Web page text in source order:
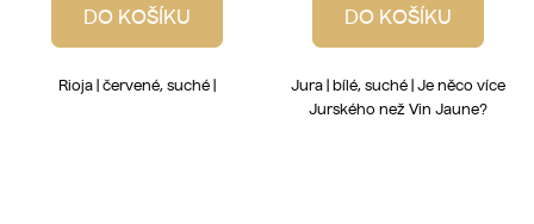
DO KOŠÍKU
Rioja | červené, suché |
DO KOŠÍKU
Jura | bílé, suché | Je něco více
Jurského než Vin Jaune?